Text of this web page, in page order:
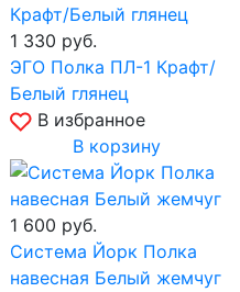
1 330 руб.
ЭГО Полка ПЛ-1 Крафт/
Белый глянец
В избранное
В корзину
1 600 руб.
Система Йорк Полка
навесная Белый жемчуг